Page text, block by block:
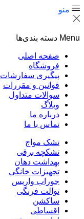
منو
Menu دسته بندی‌ها
صفحه اصلی
فروشگاه
پیگیری سفارشات
قوانین و مقررات
سوالات متداول
وبلاگ
درباره ما
تماس با ما
تشک مواج
تشکچه برقی
بهداشت دهان
تجهیزات خانگی
جوراب واریس
توالت فرنگی
ساکشن
اقساطی